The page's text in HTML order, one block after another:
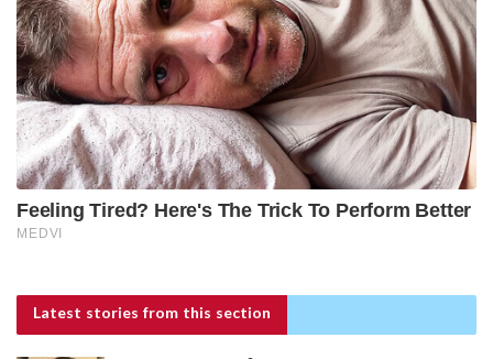
Latest stories from this section